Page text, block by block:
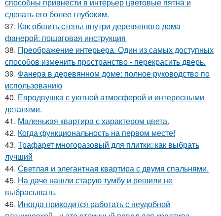
способны привнести в интерьер цветовые пятна и
сделать его более глубоким.
37. Как обшить стены внутри деревянного дома
фанерой: пошаговая инструкция
38. Преображение интерьера. Один из самых доступных
способов изменить пространство - перекрасить дверь.
39. Фанера в деревянном доме: полное руководство по
использованию
40. Евродвушка с уютной атмосферой и интересными
деталями.
41. Маленькая квартира с характером цвета.
42. Когда функциональность на первом месте!
43. Трафарет многоразовый для плитки: как выбрать
лучший
44. Светлая и элегантная квартира с двумя спальнями.
45. На даче нашли старую тумбу и решили не
выбрасывать.
46. Иногда приходится работать с неудобной